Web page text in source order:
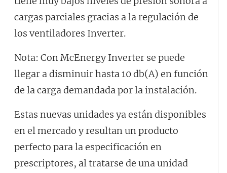
cargas parciales gracias a la regulación de
los ventiladores Inverter.
Nota: Con McEnergy Inverter se puede
llegar a disminuir hasta 10 db(A) en función
de la carga demandada por la instalación.
Estas nuevas unidades ya están disponibles
en el mercado y resultan un producto
perfecto para la especificación en
prescriptores, al tratarse de una unidad